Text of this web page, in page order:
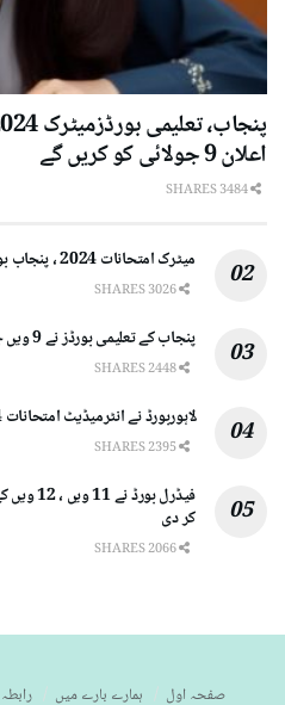
اعلان 9 جولائی کو کریں گے
میٹرک امتحانات 2024 ، پنجاب بورڈزکے نتائج کا اعلان، رزلٹ گزٹ
پنجاب کے تعلیمی بورڈز نے 9 ویں جماعت کے نتائج کا اعلان کردیا
لاہوربورڈ نے انٹرمیڈیٹ امتحانات 2024 کی رول نمبر سلپس جاری کر دیں
کر دی
صفحہ اول ہمارے بارے میں رابطہ